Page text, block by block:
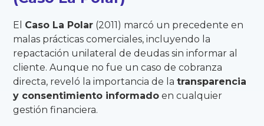
El Caso La Polar (2011) marcó un precedente en
malas prácticas comerciales, incluyendo la
repactación unilateral de deudas sin informar al
cliente. Aunque no fue un caso de cobranza
directa, reveló la importancia de latransparencia
y consentimiento informado en cualquier
gestión financiera.